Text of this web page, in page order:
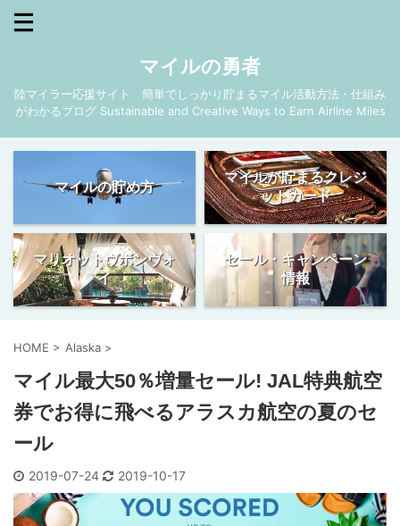
マイルの勇者
陸マイラー応援サイト 簡単でしっかり貯まるマイル活動方法・仕組み
がわかるブログ Sustainable and Creative Ways to Earn Airline Miles
マイルの貯め方
マイルが貯まるクレジ
ットカード
マリオットヴボンヴォ
イ
セール・キャンペーン
情報
HOME > Alaska >
マイル最大50％増量セール! JAL特典航空
券でお得に飛べるアラスカ航空の夏のセ
ール
2019-07-24 2019-10-17